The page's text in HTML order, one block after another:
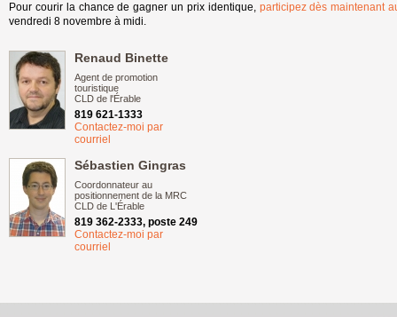
Pour courir la chance de gagner un prix identique, participez dès maintenant
vendredi 8 novembre à midi.
Renaud Binette
Agent de promotion
touristique
CLD de l'Érable
819 621-1333
Contactez-moi par
courriel
Sébastien Gingras
Coordonnateur au
positionnement de la MRC
CLD de L'Érable
819 362-2333, poste 249
Contactez-moi par
courriel